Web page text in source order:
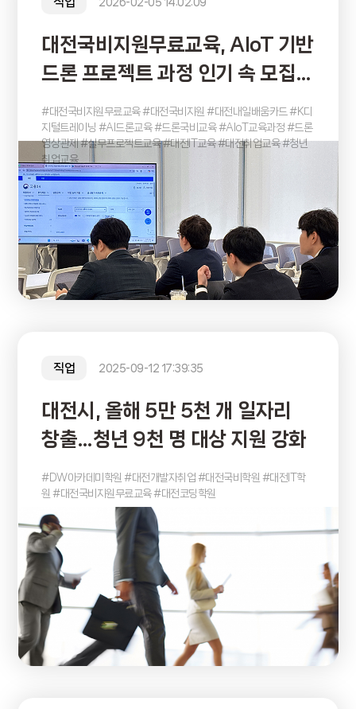
2026-02-05 14:02:09
대전국비지원무료교육, AIoT 기반
드론 프로젝트 과정 인기 속 모집
마감
#대전국비지원무료교육 #대전국비지원 #대전내일배움카드 #K디
지털트레이닝 #AI드론교육 #드론국비교육 #AIoT교육과정 #드론
영상관제 #실무프로젝트교육 #대전IT교육 #대전취업교육 #청년
취업교육
직업 2025-09-12 17:39:35
대전시, 올해 5만 5천 개 일자리
창출…청년 9천 명 대상 지원 강화
#DW아카데미학원 #대전개발자취업 #대전국비학원 #대전IT학
원 #대전국비지원무료교육 #대전코딩학원